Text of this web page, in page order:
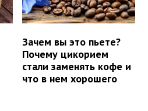
Зачем вы это пьете?
Почему цикорием
стали заменять кофе и
что в нем хорошего